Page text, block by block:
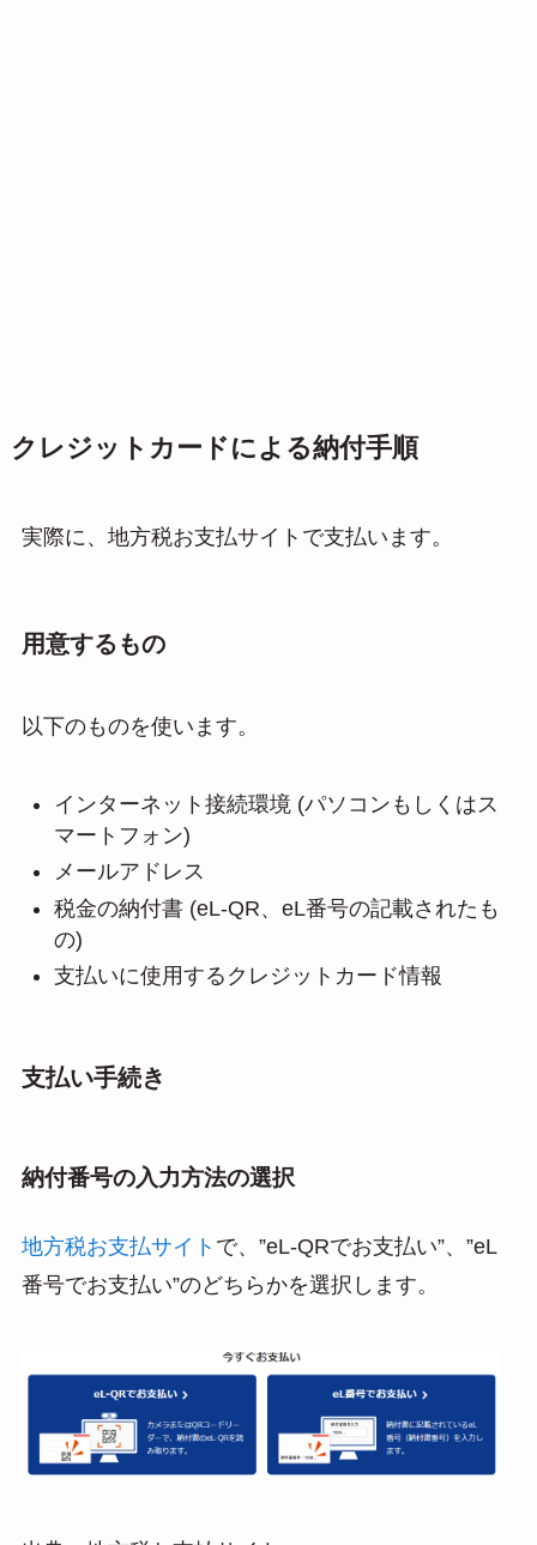
クレジットカードによる納付手順
実際に、地方税お支払サイトで支払います。
用意するもの
以下のものを使います。
インターネット接続環境 (パソコンもしくはス
マートフォン)
メールアドレス
税金の納付書 (eL-QR、eL番号の記載されたも
の)
支払いに使用するクレジットカード情報
支払い手続き
納付番号の入力方法の選択
地方税お支払サイト で、”eL-QRでお支払い”、”eL
番号でお支払い”のどちらかを選択します。